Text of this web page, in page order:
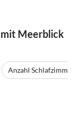
mit Meerblick
Anzahl Schlafzimmer